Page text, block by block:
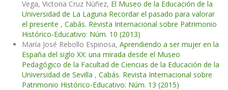
Vega, Victoria Cruz Núñez, El Museo de la Educación de la
Universidad de La Laguna Recordar el pasado para valorar
el presente , Cabás. Revista Internacional sobre Patrimonio
Histórico-Educativo: Núm. 10 (2013)
María José Rebollo Espinosa, Aprendiendo a ser mujer en la
España del siglo XX: una mirada desde el Museo
Pedagógico de la Facultad de Ciencias de la Educación de la
Universidad de Sevilla , Cabás. Revista Internacional sobre
Patrimonio Histórico-Educativo: Núm. 13 (2015)